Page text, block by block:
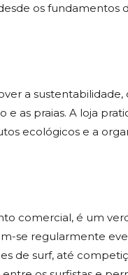
os fundamentos
a sustentabilidade,
as praias. A loja
ecológicos e a
comercial, é um
se regularmente
de surf, até